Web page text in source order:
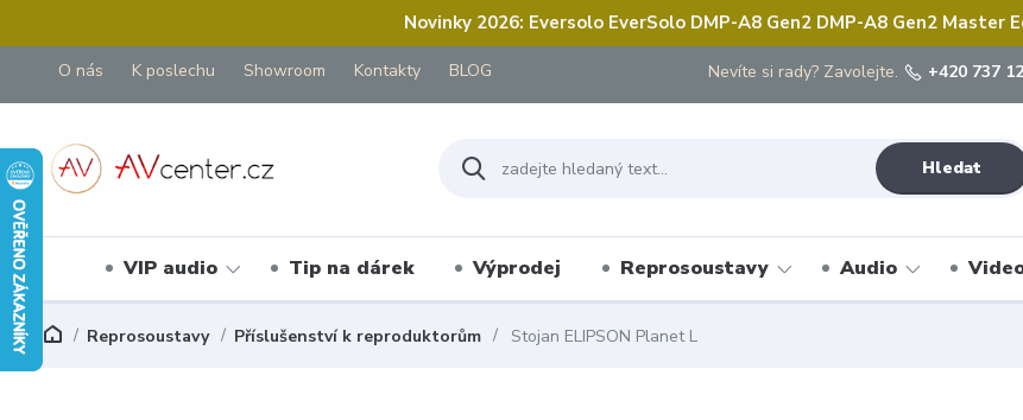
Novinky 2026: Eversolo EverSolo DMP-A8 Gen2 DMP-A8 Gen2 Master
O nás K poslechu Showroom Kontakty BLOG
Hledat
Nevíte si rady? Zavolejte. +420 737
VIP audio Tip na dárek Výprodej Reprosoustavy Audio
Reprosoustavy Příslušenství k reproduktorům Stojan ELIPSON Planet L